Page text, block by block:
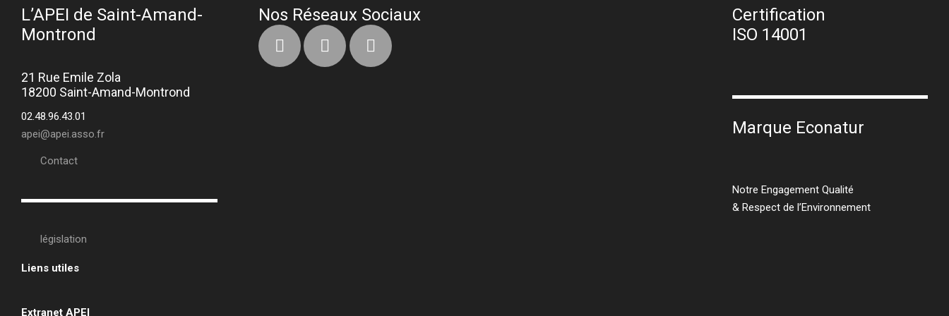
L’APEI de Saint-Amand-
Montrond
21 Rue Emile Zola
18200 Saint-Amand-Montrond
02.48.96.43.01
apei@apei.asso.fr
Contact
législation
Liens utiles
Extranet APEI
Nos Réseaux Sociaux
Certification
ISO 14001
Marque Econatur
Notre Engagement Qualité
& Respect de l’Environnement